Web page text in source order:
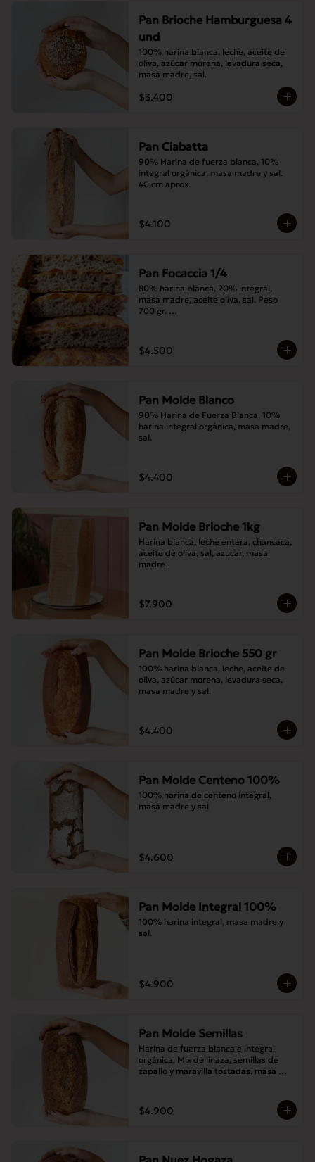
Pan Brioche Hamburguesa 4
und
100% harina blanca, leche, aceite de
oliva, azúcar morena, levadura seca,
masa madre, sal.
$3.400
Pan Ciabatta
90% Harina de fuerza blanca, 10%
integral orgánica, masa madre y sal.
40 cm aprox.
$4.100
Pan Focaccia 1/4
80% harina blanca, 20% integral,
masa madre, aceite oliva, sal. Peso
700 gr.
$4.500
Pan Molde Blanco
90% Harina de Fuerza Blanca, 10%
harina integral orgánica, masa madre,
sal.
$4.400
Pan Molde Brioche 1kg
Harina blanca, leche entera, chancaca,
aceite de oliva, sal, azucar, masa
madre.
$7.900
Pan Molde Brioche 550 gr
100% harina blanca, leche, aceite de
oliva, azúcar morena, levadura seca,
masa madre y sal.
$4.400
Pan Molde Centeno 100%
100% harina de centeno integral,
masa madre y sal
$4.600
Pan Molde Integral 100%
100% harina integral, masa madre y
sal.
$4.900
Pan Molde Semillas
Harina de fuerza blanca e integral
orgánica. Mix de linaza, semillas de
zapallo y maravilla tostadas, masa
$4.900